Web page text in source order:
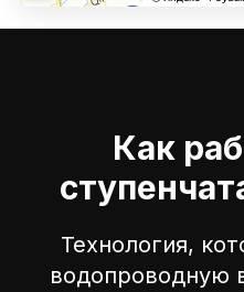
Как
Технология,
водопроводную